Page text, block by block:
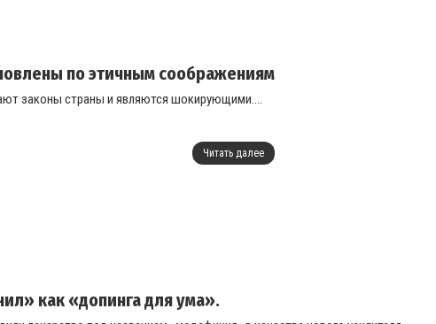
по этичным соображениям
законы страны и являются шокирующими....
Читать далее
как «допинга для ума».